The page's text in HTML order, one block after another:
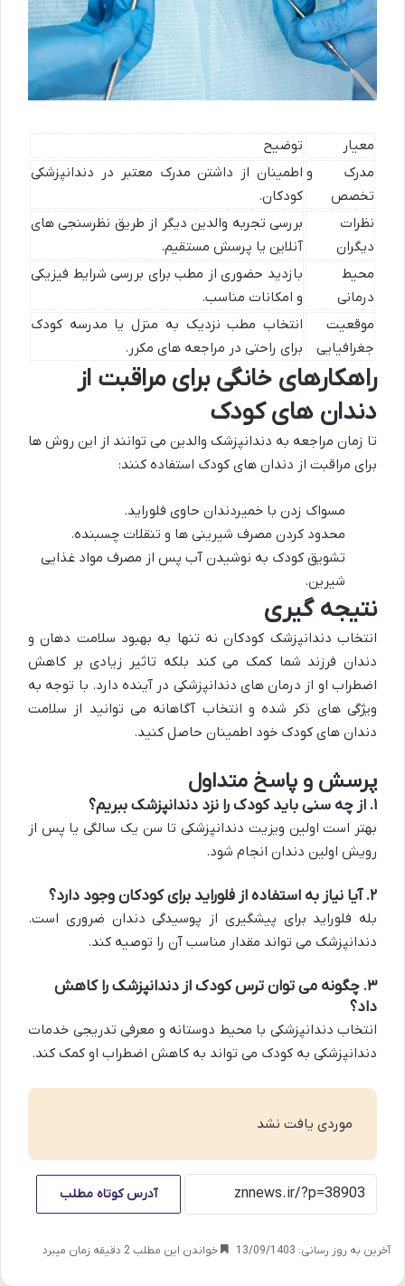
معیار
توضیح
مدرک و
تخصص
اطمینان از داشتن مدرک معتبر در دندانپزشکی
کودکان.
نظرات
دیگران
بررسی تجربه والدین دیگر از طریق نظرسنجی های
آنلاین یا پرسش مستقیم.
محیط
درمانی
بازدید حضوری از مطب برای بررسی شرایط فیزیکی
و امکانات مناسب.
موقعیت
جغرافیایی
انتخاب مطب نزدیک به منزل یا مدرسه کودک
برای راحتی در مراجعه های مکرر.
راهکارهای خانگی برای مراقبت از
دندان های کودک
تا زمان مراجعه به دندانپزشک والدین می توانند از این روش ها
برای مراقبت از دندان های کودک استفاده کنند:
مسواک زدن با خمیردندان حاوی فلوراید.
محدود کردن مصرف شیرینی ها و تنقلات چسبنده.
تشویق کودک به نوشیدن آب پس از مصرف مواد غذایی
شیرین.
نتیجه گیری
انتخاب دندانپزشک کودکان نه تنها به بهبود سلامت دهان و
دندان فرزند شما کمک می کند بلکه تاثیر زیادی بر کاهش
اضطراب او از درمان های دندانپزشکی در آینده دارد. با توجه به
ویژگی های ذکر شده و انتخاب آگاهانه می توانید از سلامت
دندان های کودک خود اطمینان حاصل کنید.
پرسش و پاسخ متداول
۱. از چه سنی باید کودک را نزد دندانپزشک ببریم؟
بهتر است اولین ویزیت دندانپزشکی تا سن یک سالگی یا پس از
رویش اولین دندان انجام شود.
۲. آیا نیاز به استفاده از فلوراید برای کودکان وجود دارد؟
بله فلوراید برای پیشگیری از پوسیدگی دندان ضروری است.
دندانپزشک می تواند مقدار مناسب آن را توصیه کند.
۳. چگونه می توان ترس کودک از دندانپزشک را کاهش
داد؟
انتخاب دندانپزشکی با محیط دوستانه و معرفی تدریجی خدمات
دندانپزشکی به کودک می تواند به کاهش اضطراب او کمک کند.
موردی یافت نشد
آدرس کوتاه مطلب
آخرین به روز رسانی: 13/09/1403 خواندن این مطلب 2 دقیقه زمان میبرد